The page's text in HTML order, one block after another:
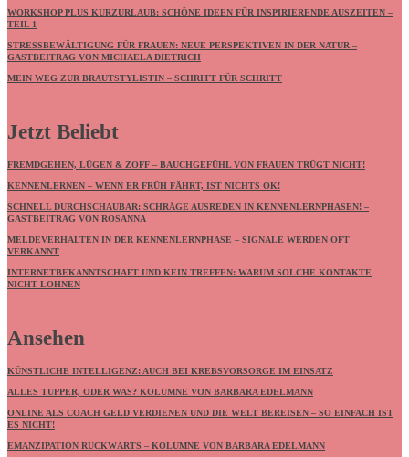
WORKSHOP PLUS KURZURLAUB: SCHÖNE IDEEN FÜR INSPIRIERENDE AUSZEITEN –
TEIL 1
STRESSBEWÄLTIGUNG FÜR FRAUEN: NEUE PERSPEKTIVEN IN DER NATUR –
GASTBEITRAG VON MICHAELA DIETRICH
MEIN WEG ZUR BRAUTSTYLISTIN – SCHRITT FÜR SCHRITT
Jetzt Beliebt
FREMDGEHEN, LÜGEN & ZOFF – BAUCHGEFÜHL VON FRAUEN TRÜGT NICHT!
KENNENLERNEN – WENN ER FRÜH FÄHRT, IST NICHTS OK!
SCHNELL DURCHSCHAUBAR: SCHRÄGE AUSREDEN IN KENNENLERNPHASEN! –
GASTBEITRAG VON ROSANNA
MELDEVERHALTEN IN DER KENNENLERNPHASE – SIGNALE WERDEN OFT
VERKANNT
INTERNETBEKANNTSCHAFT UND KEIN TREFFEN: WARUM SOLCHE KONTAKTE
NICHT LOHNEN
Ansehen
KÜNSTLICHE INTELLIGENZ: AUCH BEI KREBSVORSORGE IM EINSATZ
ALLES TUPPER, ODER WAS? KOLUMNE VON BARBARA EDELMANN
ONLINE ALS COACH GELD VERDIENEN UND DIE WELT BEREISEN – SO EINFACH IST
ES NICHT!
EMANZIPATION RÜCKWÄRTS – KOLUMNE VON BARBARA EDELMANN